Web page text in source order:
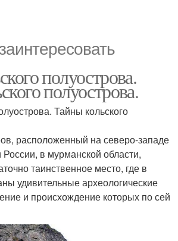
полуострова.
полуострова.
Тайны кольского
расположенный на северо-западе
России, в мурманской области,
таинственное место, где в
удивительные археологические
и происхождение которых по сей